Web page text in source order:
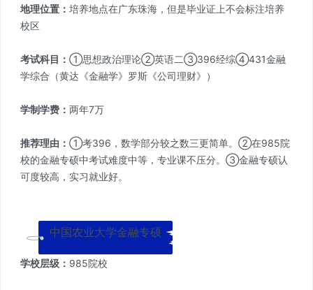
地理位置： 培养地点在广东珠海，但是毕业证上不会标注培养
校区
考试科目： ①思想政治理论②英语二③396经综④431金融
学综合（黄达《金融学》罗斯《公司理财》）
学制学费： 两年7万
推荐理由： ①考396，数学部分较之数三更简单。②在985院
校的金融专硕中考试难度中等，专业课不压分。③金融专硕认
可度较高，实习就业好。
中国农业大学金融专硕
学校层级： 985院校